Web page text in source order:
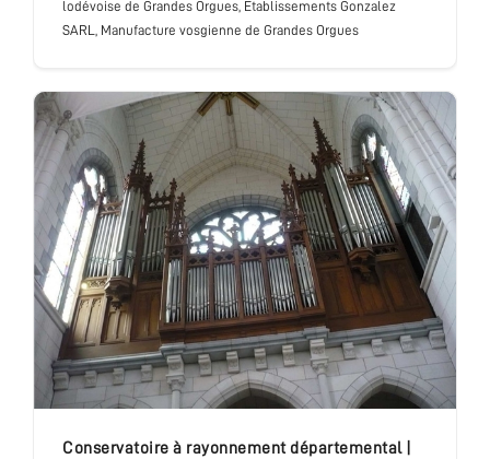
lodévoise de Grandes Orgues, Etablissements Gonzalez
SARL, Manufacture vosgienne de Grandes Orgues
conservatoire à rayonnement départemental|